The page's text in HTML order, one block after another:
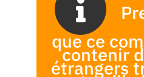
que ce
contenir
étrangers